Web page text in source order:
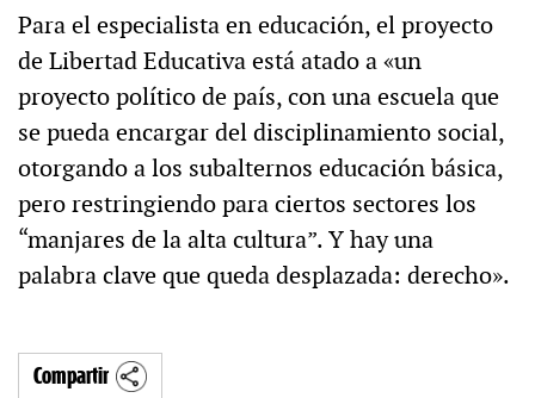
Para el especialista en educación, el proyecto
de Libertad Educativa está atado a «un
proyecto político de país, con una escuela que
se pueda encargar del disciplinamiento social,
otorgando a los subalternos educación básica,
pero restringiendo para ciertos sectores los
“manjares de la alta cultura”. Y hay una
palabra clave que queda desplazada: derecho».
Compartir